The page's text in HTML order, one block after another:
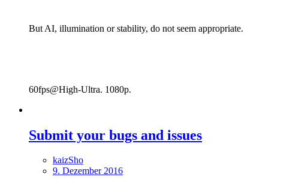
But AI, illumination or stability, do not seem appropriate.
60fps@High-Ultra. 1080p.
Submit your bugs and issues
kaizSho
9. Dezember 2016